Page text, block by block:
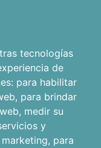
tecnologías
de
para habilitar
, para brindar
, medir su
y
, para